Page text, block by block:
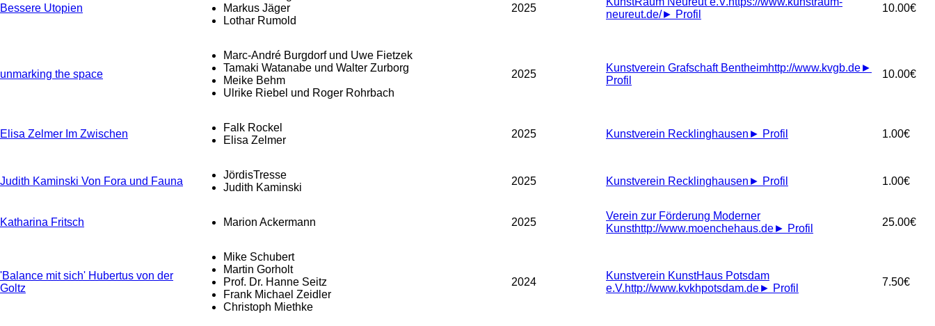
Bessere Utopien
Markus Jäger
Lothar Rumold
2025
neureut.de/► Profil
10.00€
unmarking the space
Marc-André Burgdorf und Uwe Fietzek
Tamaki Watanabe und Walter Zurborg
Meike Behm
Ulrike Riebel und Roger Rohrbach
2025
Kunstverein Grafschaft Bentheimhttp://www.kvgb.de►
Profil
10.00€
Elisa Zelmer Im Zwischen
Falk Rockel
Elisa Zelmer
2025 Kunstverein Recklinghausen ► Profil 1.00€
Judith Kaminski Von Fora und Fauna
JördisTresse
Judith Kaminski
2025 Kunstverein Recklinghausen ► Profil 1.00€
Katharina Fritsch Marion Ackermann 2025
Verein zur Förderung Moderner
Kunsthttp://www.moenchehaus.de► Profil
25.00€
'Balance mit sich' Hubertus von der
Goltz
Mike Schubert
Martin Gorholt
Prof. Dr. Hanne Seitz
Frank Michael Zeidler
Christoph Miethke
2024
Kunstverein KunstHaus Potsdam
e.V.http://www.kvkhpotsdam.de► Profil
7.50€